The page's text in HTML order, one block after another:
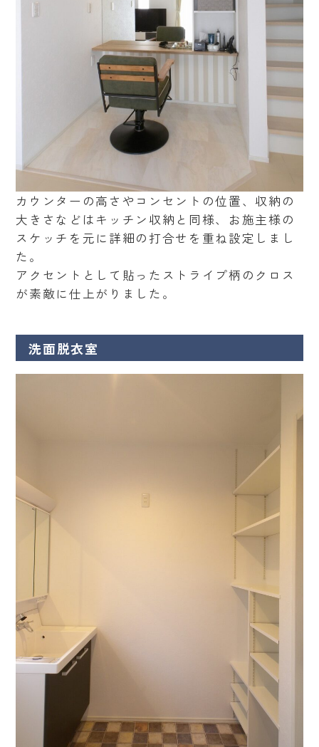
カウンターの高さやコンセントの位置、収納の
大きさなどはキッチン収納と同様、お施主様の
スケッチを元に詳細の打合せを重ね設定しまし
た。
アクセントとして貼ったストライプ柄のクロス
が素敵に仕上がりました。
洗面脱衣室